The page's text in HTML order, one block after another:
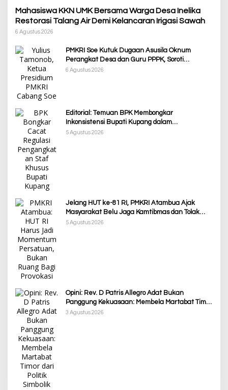
Mahasiswa KKN UMK Bersama Warga Desa Inelika
Restorasi Talang Air Demi Kelancaran Irigasi Sawah
6 Agustus 2026
PMKRI Soe Kutuk Dugaan Asusila Oknum
Perangkat Desa dan Guru PPPK, Soroti
Ketimpangan Penanganan Pemkab TTS
6 Agustus 2026
Editorial: Temuan BPK Membongkar
Inkonsistensi Bupati Kupang dalam
Menjalankan Regulasi
5 Agustus 2026
Jelang HUT ke-81 RI, PMKRI Atambua Ajak
Masyarakat Belu Jaga Kamtibmas dan Tolak
Provokasi
5 Agustus 2026
Opini: Rev. D Patris Allegro Adat Bukan
Panggung Kekuasaan: Membela Martabat Timor
dari Politik Simbolik
3 Agustus 2026